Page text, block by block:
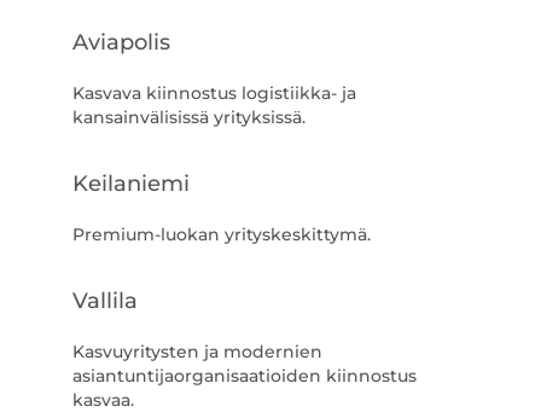
Aviapolis
Kasvava kiinnostus logistiikka- ja
kansainvälisissä yrityksissä.
Keilaniemi
Premium-luokan yrityskeskittymä.
Vallila
Kasvuyritysten ja modernien
asiantuntijaorganisaatioiden kiinnostus
kasvaa.